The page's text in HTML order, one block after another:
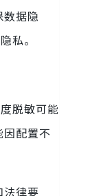
据隐
私。
脱敏可能
配置不
法律要